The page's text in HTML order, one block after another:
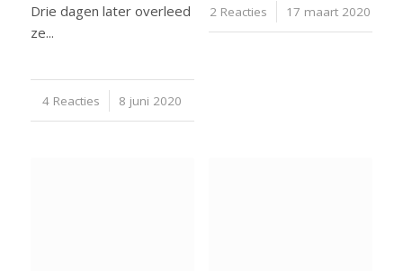
Drie dagen later overleed
ze...
4 Reacties
/ 8 juni 2020
2 Reacties
/ 17 maart 2020